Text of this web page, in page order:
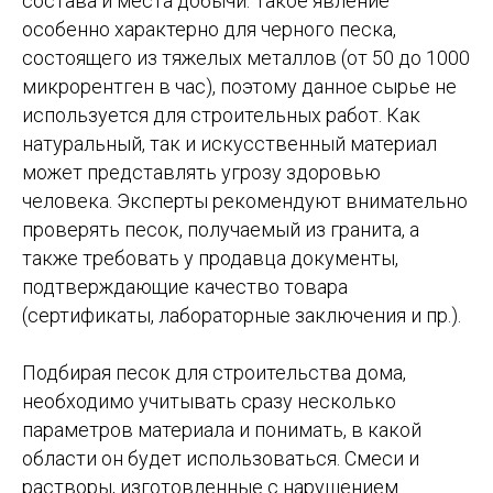
особенно характерно для черного песка,
состоящего из тяжелых металлов (от 50 до 1000
микрорентген в час), поэтому данное сырье не
используется для строительных работ. Как
натуральный, так и искусственный материал
может представлять угрозу здоровью
человека. Эксперты рекомендуют внимательно
проверять песок, получаемый из гранита, а
также требовать у продавца документы,
подтверждающие качество товара
(сертификаты, лабораторные заключения и пр.).
Подбирая песок для строительства дома,
необходимо учитывать сразу несколько
параметров материала и понимать, в какой
области он будет использоваться. Смеси и
растворы, изготовленные с нарушением